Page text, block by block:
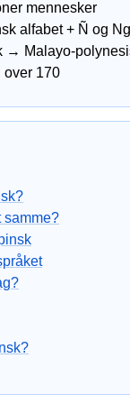
mennesker
alfabet + Ñ og
→ Malayo-
over 170
samme?